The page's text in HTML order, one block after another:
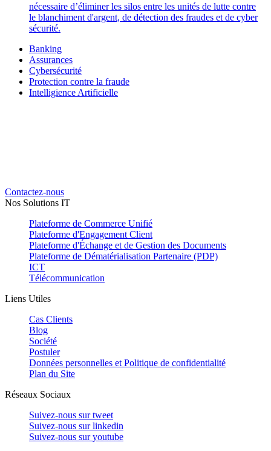
nécessaire d’éliminer les silos entre les unités de lutte contre
le blanchiment d'argent, de détection des fraudes et de cyber
sécurité.
Banking
Assurances
Cybersécurité
Protection contre la fraude
Intelligience Artificielle
Contactez-nous
Nos Solutions IT
Plateforme de Commerce Unifié
Plateforme d'Engagement Client
Plateforme d'Échange et de Gestion des Documents
Plateforme de Dématérialisation Partenaire (PDP)
ICT
Télécommunication
Liens Utiles
Cas Clients
Blog
Société
Postuler
Données personnelles et Politique de confidentialité
Plan du Site
Réseaux Sociaux
Suivez-nous surtweet
Suivez-nous surlinkedin
Suivez-nous suryoutube